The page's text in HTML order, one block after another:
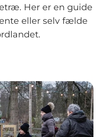
Her er en guide
eller selv fælde